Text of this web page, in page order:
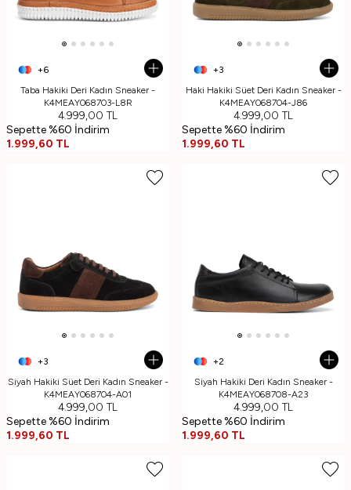
+6
Taba Hakiki Deri Kadın Sneaker -
K4MEAY068703-L8R
4.999,00 TL
Sepette %60 İndirim
1.999,60 TL
+3
Haki Hakiki Süet Deri Kadın Sneaker -
K4MEAY068704-J86
4.999,00 TL
Sepette %60 İndirim
1.999,60 TL
+3
Siyah Hakiki Süet Deri Kadın Sneaker -
K4MEAY068704-A01
4.999,00 TL
Sepette %60 İndirim
1.999,60 TL
+2
Siyah Hakiki Deri Kadın Sneaker -
K4MEAY068708-A23
4.999,00 TL
Sepette %60 İndirim
1.999,60 TL